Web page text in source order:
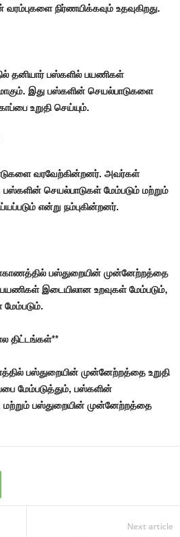
நிர்ணயிக்கவும் உதவுகிறது.
தனியார் பஸ்களில் பயணிகள்
இது பஸ்களின் செயல்பாடுகளை
உறுதி செய்யும்.
வரவேற்கின்றனர். அவர்கள்
செயல்பாடுகள் மேம்படும் மற்றும்
என்று நம்புகின்றனர்.
மாகாணத்தில் பஸ்துறையின் முன்னேற்றத்தை
இடையிலான உறவுகள் மேம்படும்,
திட்டங்கள்**
பஸ்துறையின் முன்னேற்றத்தை உறுதி
மேம்படுத்தும், பஸ்களின்
மற்றும் பஸ்துறையின் முன்னேற்றத்தை
Next article